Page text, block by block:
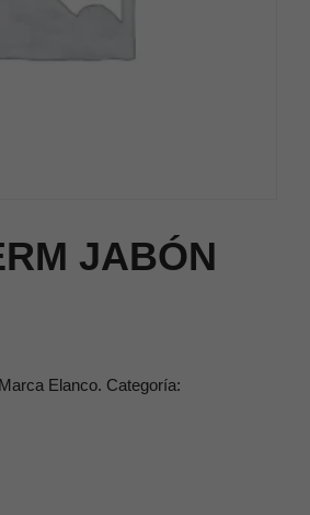
JABÓN
Elanco. Categoría: